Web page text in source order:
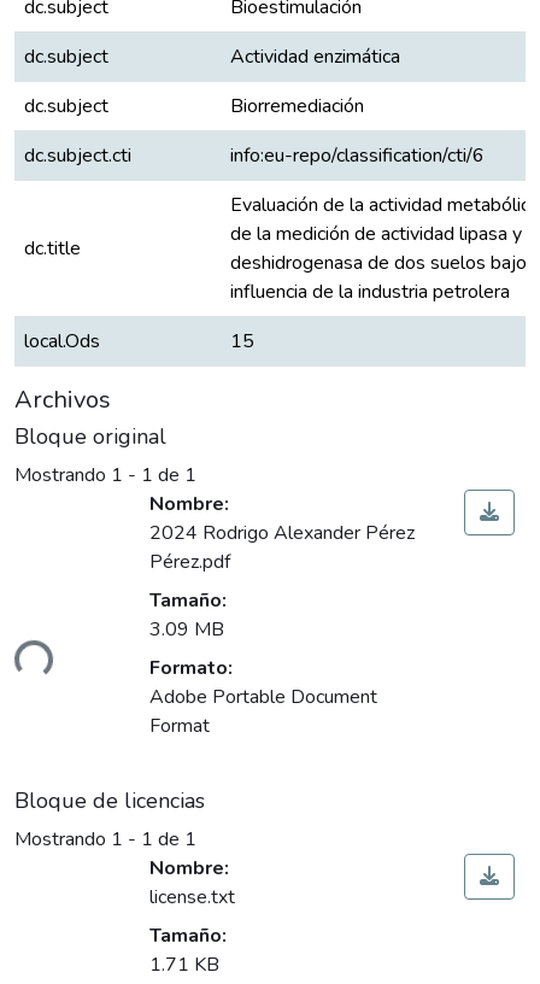
dc.subject
Bioestimulación
dc.subject
Actividad enzimática
dc.subject
Biorremediación
dc.subject.cti
info:eu-repo/classification/cti/6
dc.title
Evaluación de la actividad
de la medición de actividad lipasa y
deshidrogenasa de dos suelos bajo
influencia de la industria petrolera
local.Ods
15
Archivos
Bloque original
Mostrando 1 - 1 de 1
Nombre:
2024 Rodrigo Alexander Pérez
Pérez.pdf
Tamaño:
3.09 MB
Formato:
Adobe Portable Document
Format
Bloque de licencias
Mostrando 1 - 1 de 1
Nombre:
license.txt
Tamaño:
1.71 KB